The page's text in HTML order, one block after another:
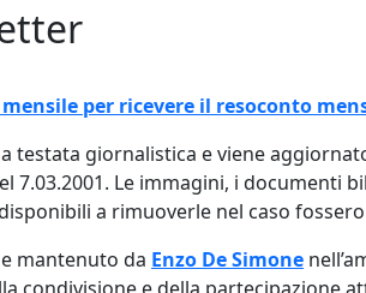
per ricevere il resoconto
testata giornalistica e viene
7.03.2001. Le immagini, i
a rimuoverle nel caso
mantenuto da Enzo De Simone